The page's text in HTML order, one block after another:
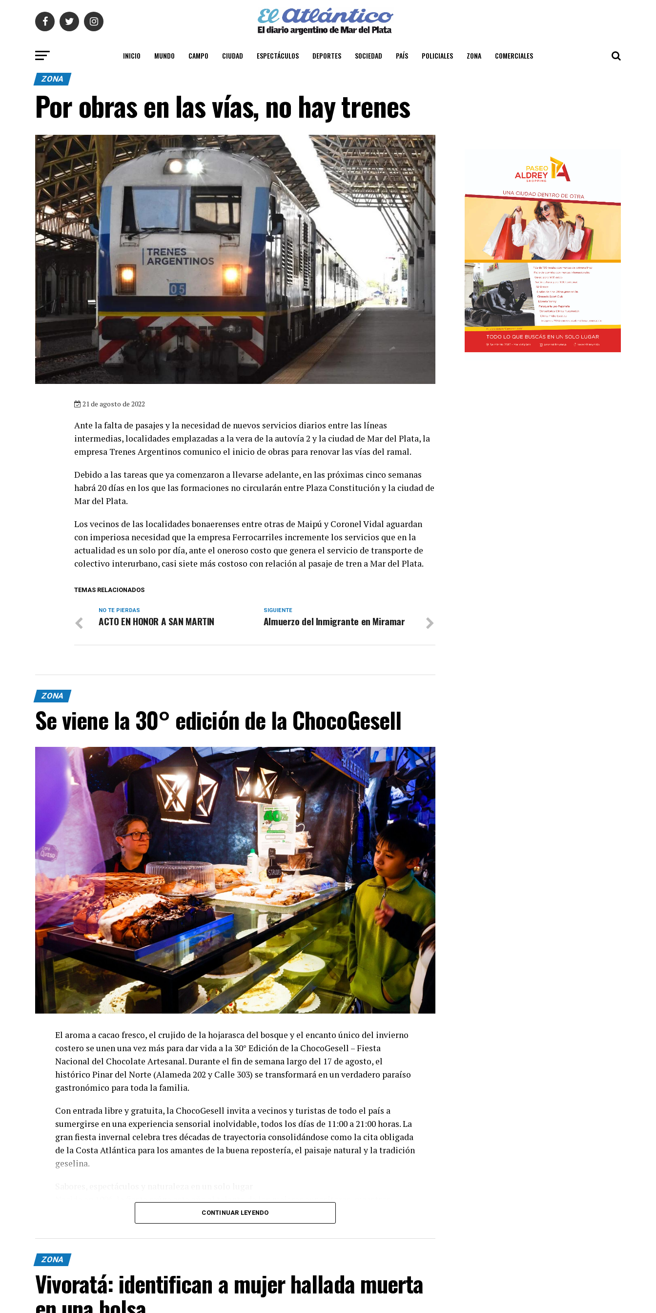
INICIO MUNDO CAMPO CIUDAD ESPECTÁCULOS DEPORTES SOCIEDAD PAÍS POLICIALES ZONA COMERCIALES
ZONA
Por obras en las vías, no hay trenes
21 de agosto de 2022
Ante la falta de pasajes y la necesidad de nuevos servicios diarios entre las líneas
intermedias, localidades emplazadas a la vera de la autovía 2 y la ciudad de Mar del Plata, la
empresa Trenes Argentinos comunico el inicio de obras para renovar las vías del ramal.
Debido a las tareas que ya comenzaron a llevarse adelante, en las próximas cinco semanas
habrá 20 días en los que las formaciones no circularán entre Plaza Constitución y la ciudad de
Mar del Plata.
Los vecinos de las localidades bonaerenses entre otras de Maipú y Coronel Vidal aguardan
con imperiosa necesidad que la empresa Ferrocarriles incremente los servicios que en la
actualidad es un solo por día, ante el oneroso costo que genera el servicio de transporte de
colectivo interurbano, casi siete más costoso con relación al pasaje de tren a Mar del Plata.
TEMAS RELACIONADOS
SIGUIENTE
Almuerzo del Inmigrante en Miramar
NO TE PIERDAS
ACTO EN HONOR A SAN MARTIN
ZONA
Se viene la 30° edición de la ChocoGesell
El aroma a cacao fresco, el crujido de la hojarasca del bosque y el encanto único del invierno
costero se unen una vez más para dar vida a la 30° Edición de la ChocoGesell – Fiesta
Nacional del Chocolate Artesanal. Durante el fin de semana largo del 17 de agosto, el
histórico Pinar del Norte (Alameda 202 y Calle 303) se transformará en un verdadero paraíso
gastronómico para toda la familia.
Con entrada libre y gratuita, la ChocoGesell invita a vecinos y turistas de todo el país a
sumergirse en una experiencia sensorial inolvidable, todos los días de 11:00 a 21:00 horas. La
gran fiesta invernal celebra tres décadas de trayectoria consolidándose como la cita obligada
de la Costa Atlántica para los amantes de la buena repostería, el paisaje natural y la tradición
geselina.
Nacida en 1996, la fiesta reúne este año al talento de los mejores expositores, maestros
chocolateros y reposteros de Villa Gesell y de todo el país. Los asistentes podrán disfrutar de
un abanico de propuestas para cada integrante de la familia:
reconocidos pasteleros que compartirán los secretos del chocolate.
Gran Patio Cervecero: El espacio ideal para combinar los mejores sabores salados con
cervezas artesanales locales.
Concursos y Premiaciones: Certamen a la "Mejor Pieza de Chocolate" y al "Mejor Postre",
CONTINUAR LEYENDO
ZONA
Vivoratá: identifican a mujer hallada muerta